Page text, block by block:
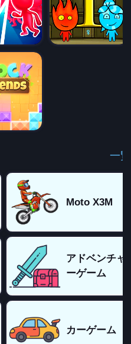
一覧
Moto X3M
アドベンチャ
ーゲーム
カーゲーム